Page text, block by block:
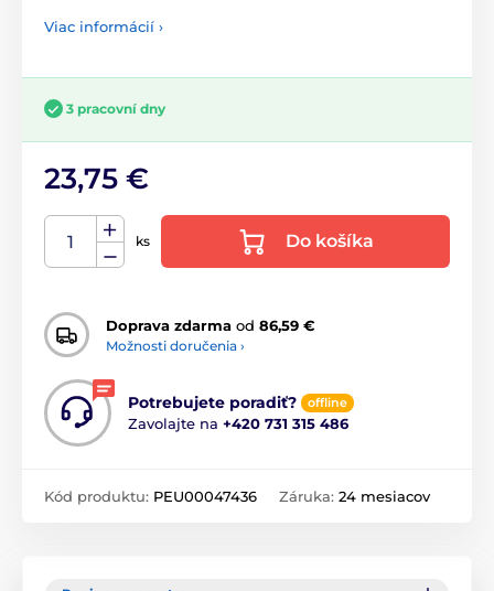
Viac informácií ›
3 pracovní dny
23,75 €
ks Do košíka
Doprava zdarma od 86,59 €
Možnosti doručenia ›
Potrebujete poradiť? offline
Zavolajte na +420 731 315 486
Kód produktu: PEU00047436 Záruka: 24 mesiacov